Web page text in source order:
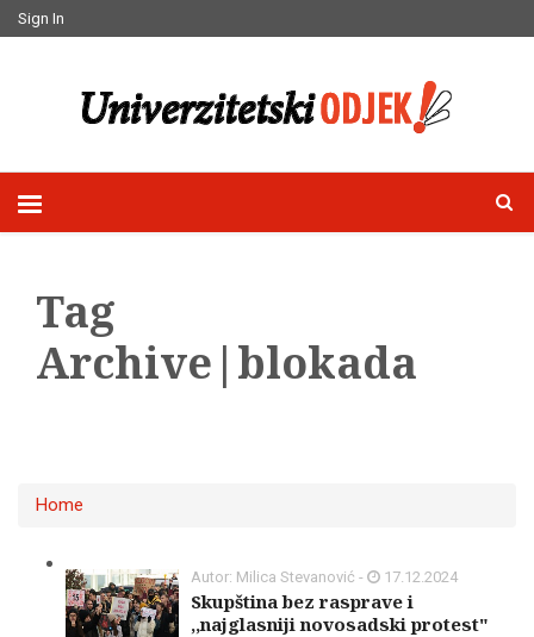
Sign In
Tag
Archive|blokada
Home
Autor: Milica Stevanović - 17.12.2024
Skupština bez rasprave i
,,najglasniji novosadski protest"